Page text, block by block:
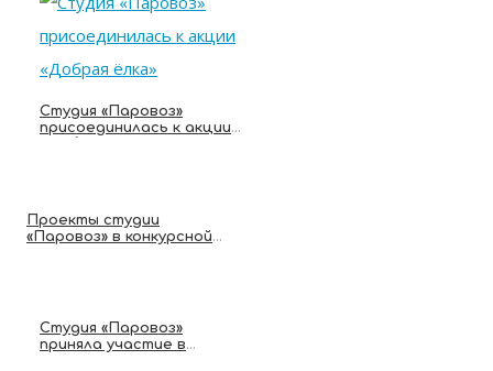
Студия «Паровоз»
присоединилась к акции
Проекты студии
«Паровоз» в конкурсной
Студия «Паровоз»
приняла участие в